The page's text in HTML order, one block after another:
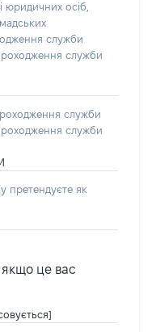
осіб,
служби
служби
служби
служби
претендуєте як
якщо це вас